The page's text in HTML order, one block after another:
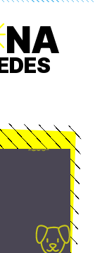
NA